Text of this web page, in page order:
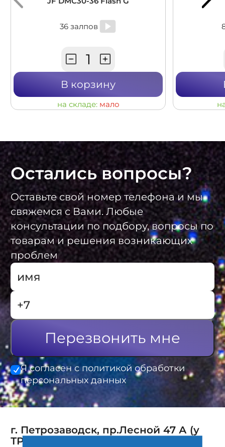
36 залпов
В корзину
на складе: мало
Остались вопросы?
Оставьте свой номер телефона и мы
свяжемся с Вами. Любые
консультации по подбору, вопросы по
товарам и решения возникающих
проблем
Перезвонить мне
Я согласен с политикой обработки
персональных данных
г. Петрозаводск, пр.Лесной 47 А (у
ТРК Лотос-Plaza)